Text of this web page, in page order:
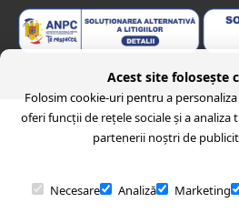
Acest site folosește
Folosim cookie-uri pentru a
oferi funcții de rețele sociale și a
partenerii noștri de
Necesare Analiză Marketing